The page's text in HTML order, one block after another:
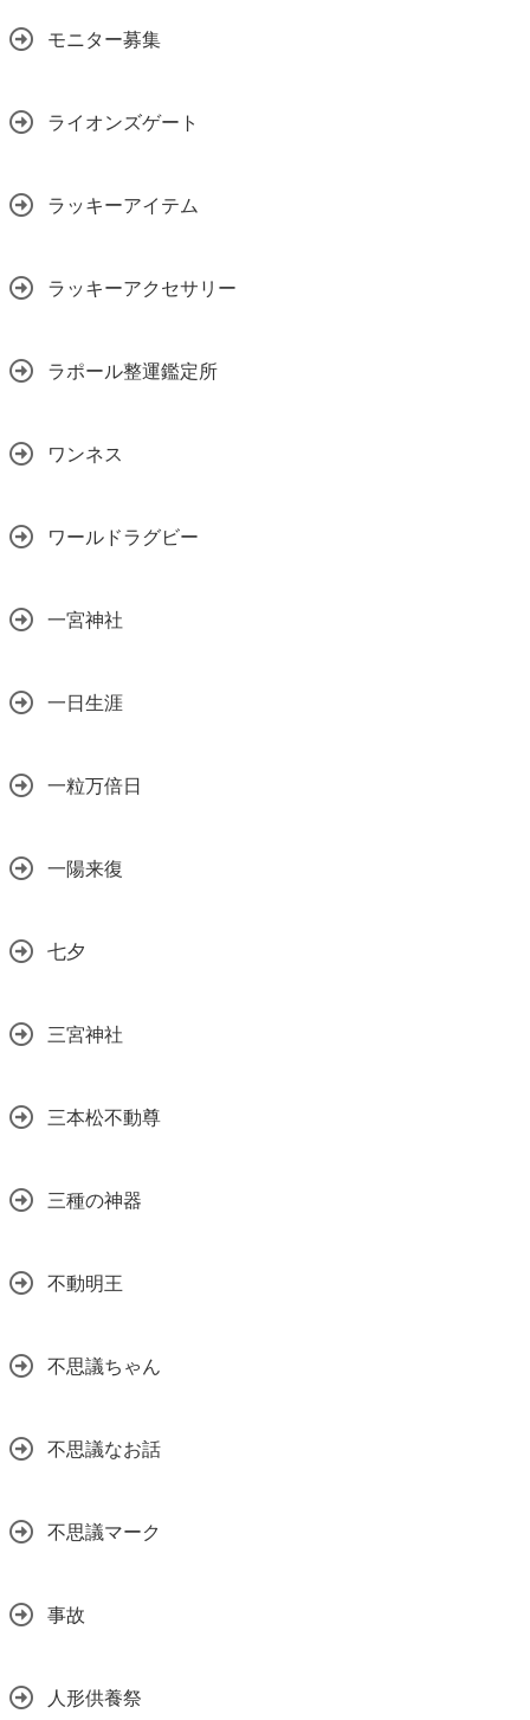
モニター募集
ライオンズゲート
ラッキーアイテム
ラッキーアクセサリー
ラポール整運鑑定所
ワンネス
ワールドラグビー
一宮神社
一日生涯
一粒万倍日
一陽来復
七夕
三宮神社
三本松不動尊
三種の神器
不動明王
不思議ちゃん
不思議なお話
不思議マーク
事故
人形供養祭